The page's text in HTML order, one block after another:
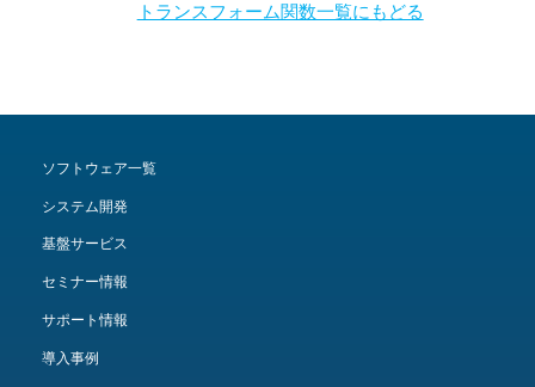
トランスフォーム関数一覧にもどる
ソフトウェア一覧
システム開発
基盤サービス
セミナー情報
サポート情報
導入事例